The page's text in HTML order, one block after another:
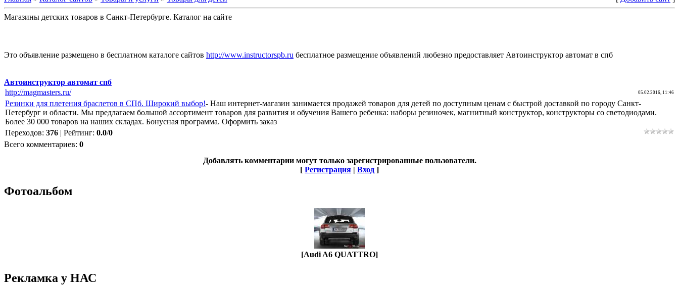
Магазины детских товаров в Санкт-Петербурге. Каталог на сайте
Это объявление размещено в бесплатном каталоге сайтов http://www.instructorspb.ru бесплатное размещение объявлений любезно предоставляет Автоинструктор автомат в спб
Автоинструктор автомат спб
http://magmasters.ru/
05.02.2016, 11:46
Резинки для плетения браслетов в СПб. Широкий выбор!- Наш интернет-магазин занимается продажей товаров для детей по доступным ценам с быстрой доставкой по городу Санкт-
Петербург и области. Мы предлагаем большой ассортимент товаров для развития и обучения Вашего ребенка: наборы резиночек, магнитный конструктор, конструкторы со светодиодами.
Более 30 000 товаров на наших складах. Бонусная программа. Оформить заказ
Переходов: 376 | Рейтинг: 0.0/0
Всего комментариев: 0
Добавлять комментарии могут только зарегистрированные пользователи.
[ Регистрация | Вход ]
Фотоальбом
[Audi A6 QUATTRO]
Рекламка у НАС